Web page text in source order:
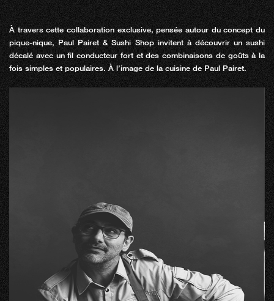
À travers cette collaboration exclusive, pensée autour du concept du
pique-nique, Paul Pairet & Sushi Shop invitent à découvrir un sushi
décalé avec un fil conducteur fort et des combinaisons de goûts à la
fois simples et populaires. À l’image de la cuisine de Paul Pairet.